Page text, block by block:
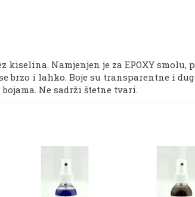
kiselina. Namjenjen je za EPOXY smolu,
brzo i lahko. Boje su transparentne i
Ne sadrži štetne tvari.